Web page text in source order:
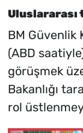
BM Güvenlik
(ABD
görüşmek
Bakanlığı
rol